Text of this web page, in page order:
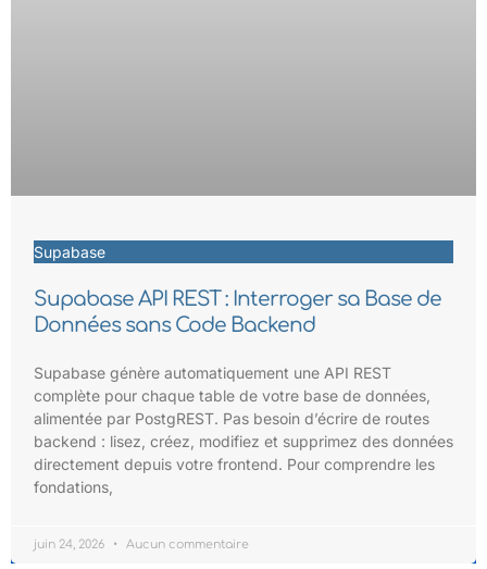
Supabase
Supabase API REST : Interroger sa Base de
Données sans Code Backend
Supabase génère automatiquement une API REST
complète pour chaque table de votre base de données,
alimentée par PostgREST. Pas besoin d’écrire de routes
backend : lisez, créez, modifiez et supprimez des données
directement depuis votre frontend. Pour comprendre les
fondations,
juin 24, 2026 Aucun commentaire